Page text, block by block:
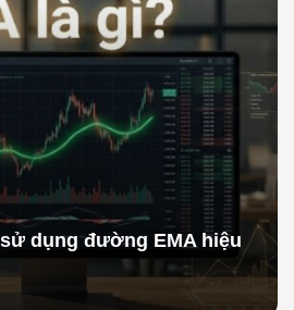
dụng đường EMA hiệu